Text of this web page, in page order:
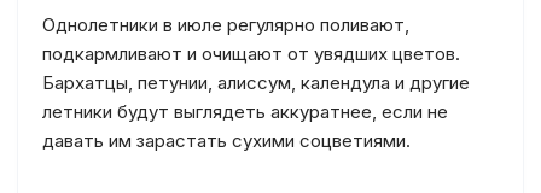
Однолетники в июле регулярно поливают,
подкармливают и очищают от увядших цветов.
Бархатцы, петунии, алиссум, календула и другие
летники будут выглядеть аккуратнее, если не
давать им зарастать сухими соцветиями.